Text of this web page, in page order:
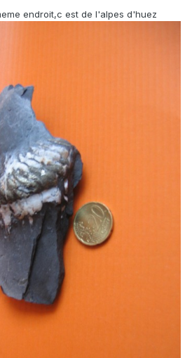
endroit,c est de l'alpes d'huez